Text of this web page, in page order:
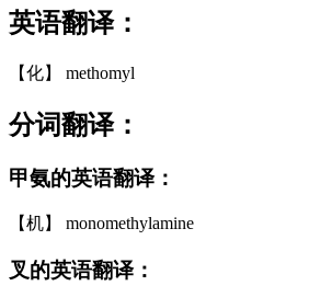
英语翻译：
【化】 methomyl
分词翻译：
甲氨的英语翻译：
【机】 monomethylamine
叉的英语翻译：